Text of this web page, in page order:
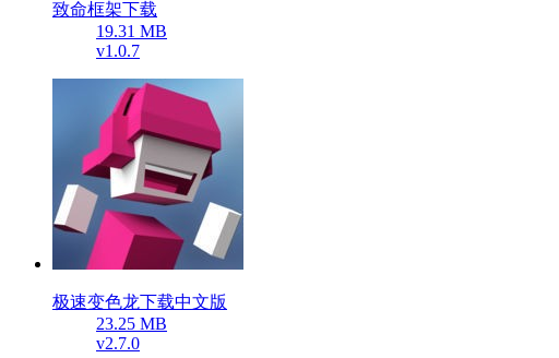
致命框架下载
19.31 MB
v1.0.7
极速变色龙下载中文版
23.25 MB
v2.7.0